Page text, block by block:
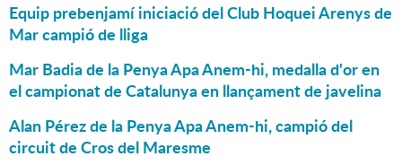
Equip prebenjamí iniciació del Club Hoquei Arenys de
Mar campió de lliga
Mar Badia de la Penya Apa Anem-hi, medalla d'or en
el campionat de Catalunya en llançament de javelina
Alan Pérez de la Penya Apa Anem-hi, campió del
circuit de Cros del Maresme